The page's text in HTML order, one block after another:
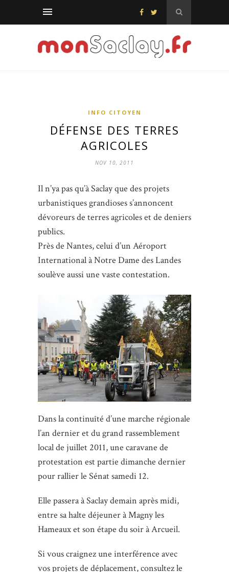
INFO CITOYEN
DÉFENSE DES TERRES
AGRICOLES
NOV 10, 2011
Il n’ya pas qu’à Saclay que des projets
urbanistiques grandioses s’annoncent
dévoreurs de terres agricoles et de deniers
publics.
Près de Nantes, celui d’un Aéroport
International à Notre Dame des Landes
soulève aussi une vaste contestation.
Dans la continuîté d’une marche régionale
l’an dernier et du grand rassemblement
local de juillet 2011, une caravane de
protestation est partie dimanche dernier
pour rallier le Sénat samedi 12.
Elle passera à Saclay demain après midi,
entre sa halte déjeuner à Magny les
Hameaux et son étape du soir à Arcueil.
Si vous craignez une interférence avec
vos projets de déplacement, consultez le